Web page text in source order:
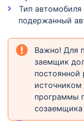
Тип
подержанный
Важно! Для
заемщик
программы
созаемщика